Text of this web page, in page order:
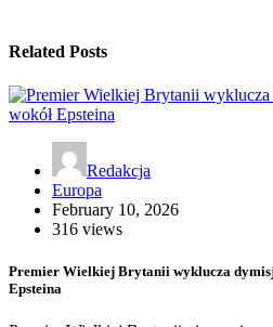
Related Posts
Redakcja
Europa
February 10, 2026
316 views
Premier Wielkiej Brytanii wyklucza
Epsteina